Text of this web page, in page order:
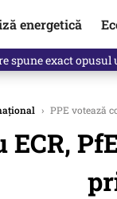
energetică
Vîrdol, dezvăluite
› PPE votează
ECR,